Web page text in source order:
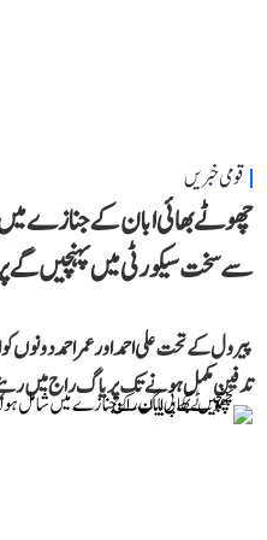
قومی خبریں
چھوٹے بھائی ابان کے جنازے
سے سخت سیکورٹی میں پہنچیں
پیرول کے تحت علی احمد اور عمر احمد
تدفین مکمل ہونے تک پریاگ راج میں